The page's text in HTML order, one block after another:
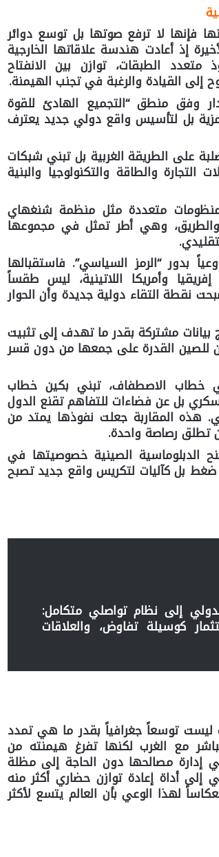
فإنها لا ترفع صوتها بل توسع دوائر
إذ أعادت هندسة علاقاتها الخارجية
الطبقات، توازن بين الانفتاح
إلى القيادة والرغبة في تجنب الهيمنة.
وفق منطق “التجميع الهادئ للقوة
رمزية بل لتأسيس واقع دولي جديد يعترف
على الطريقة الغربية بل تبني شبكات
والطاقة والتكنولوجيا والبنية
متعددة مثل منظمة شنغهاي
والطريق، وهي أطر تمثل في مجموعها
بدور “الرمز السياسي”. فاستقبالها
وأمريكا اللاتينية، ليس طقساً
نقطة التقاء دولية جديدة وأن الحوار
مشتركة بقدر ما تهدف إلى تثبيت
للصين القدرة على جمعها من دون قسر
الاصطفاف، تبني بكين خطاب
بل عن فضاءات للتفاهم تقنع الدول
هذه المقاربة جعلت نفوذها يمتد من
تطلق رصاصة واحدة.
الدبلوماسية الصينية خصوصيتها في
ضغط بل كآليات لتكريس واقع جديد تصبح
إلى نظام تواصلي متكامل:
كوسيلة تفاوض، والعلاقات
ليست توسعاً جغرافياً بقدر ما هي تمدد
مع الغرب لكنها تفرغ هيمنته من
إدارة مصالحها دون الحاجة إلى مظلة
إلى أداة إعادة توازن حضاري أكثر منه
لهذا الوعي بأن العالم يتسع لأكثر